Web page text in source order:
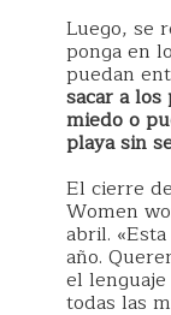
Luego, se
ponga en
puedan
sacar a los
miedo o
playa sin
El cierre
Women
abril.
año.
el
todas las